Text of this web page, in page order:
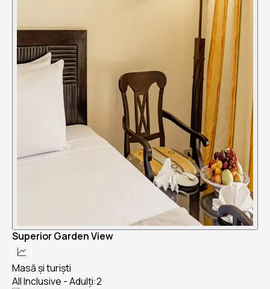
Superior Garden View
Masă și turiști
All Inclusive - Adulți:2